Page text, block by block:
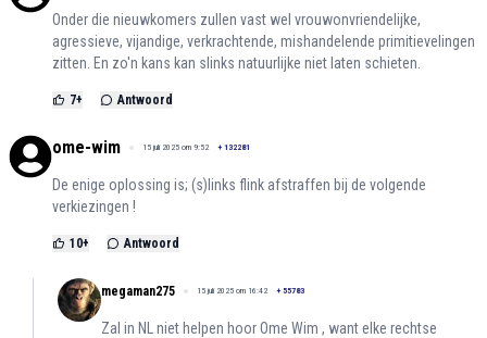
Onder die nieuwkomers zullen vast wel vrouwonvriendelijke,
agressieve, vijandige, verkrachtende, mishandelende primitievelingen
zitten. En zo'n kans kan slinks natuurlijke niet laten schieten.
7+ Antwoord
ome-wim 15 juli 2025 om 9:52 + 132281
De enige oplossing is; (s)links flink afstraffen bij de volgende
verkiezingen !
10+ Antwoord
megaman275 15 juli 2025 om 16:42 + 55783
Zal in NL niet helpen hoor Ome Wim , want elke rechtse